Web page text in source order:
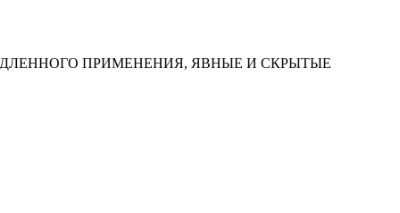
ПРИМЕНЕНИЯ, ЯВНЫЕ И СКРЫТЫЕ